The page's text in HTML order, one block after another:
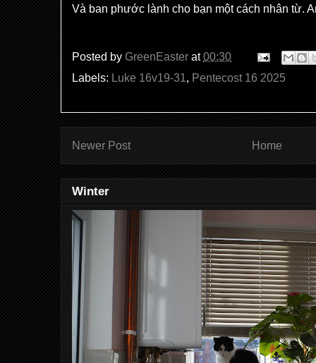
Và ban phước lành cho bạn một cách nhân từ.
Posted by GreenEaster at00:30
Labels: Luke 16v19-31, Pentecost 16 2025
Newer Post Home
Winter